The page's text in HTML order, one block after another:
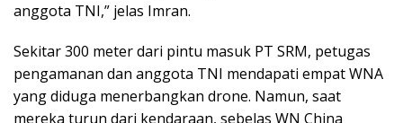
anggota TNI,” jelas Imran.
Sekitar 300 meter dari pintu masuk PT SRM, petugas
pengamanan dan anggota TNI mendapati empat WNA
yang diduga menerbangkan drone. Namun, saat
mereka turun dari kendaraan, sebelas WN China